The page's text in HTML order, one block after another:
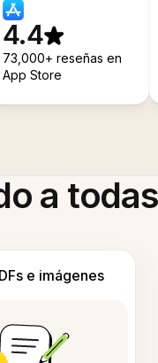
4.4
73,000+ reseñas en
App Store
a
e imágenes